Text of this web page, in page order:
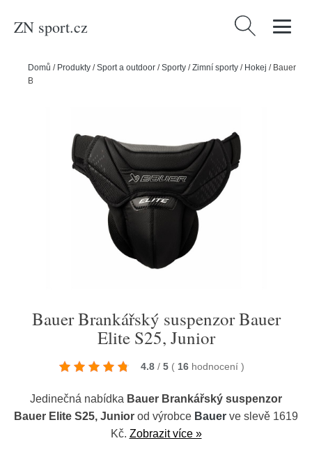
ZN sport.cz Vyhledávání
Domů / Produkty /Sport a outdoor /Sporty /Zimní sporty / Hokej / Bauer
Brankářský suspenzor Bauer Elite S25, Junior
Bauer Brankářský suspenzor Bauer
Elite S25, Junior
4.8 / 5 ( 16 hodnocení )
Jedinečná nabídka Bauer Brankářský suspenzor
Bauer Elite S25, Junior od výrobce Bauer ve slevě 1619
Kč. Zobrazit více »